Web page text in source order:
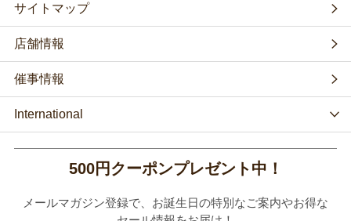
サイトマップ
店舗情報
催事情報
International
500円クーポンプレゼント中！
メールマガジン登録で、お誕生日の特別なご案内やお得な